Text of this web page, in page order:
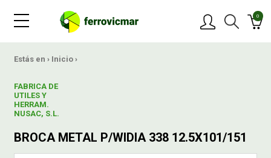
0
Estás en › Inicio ›
FABRICA DE
UTILES Y
HERRAM.
NUSAC, S.L.
BROCA METAL P/WIDIA 338 12.5X101/151
OFERTAS